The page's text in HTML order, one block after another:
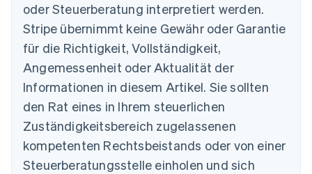
oder Steuerberatung interpretiert werden.
Stripe übernimmt keine Gewähr oder Garantie
für die Richtigkeit, Vollständigkeit,
Angemessenheit oder Aktualität der
Informationen in diesem Artikel. Sie sollten
den Rat eines in Ihrem steuerlichen
Zuständigkeitsbereich zugelassenen
kompetenten Rechtsbeistands oder von einer
Steuerberatungsstelle einholen und sich
Brasilien
PortuguêsEnglish
Bulgarien
English
Dänemark
English
DeutschEnglish
Estland
English
Festlandchina
简体中文English